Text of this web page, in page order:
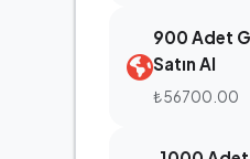
900 Adet
Satın Al
₺56700.00